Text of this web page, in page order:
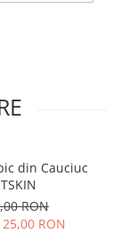
din Cauciuc
RON
RON